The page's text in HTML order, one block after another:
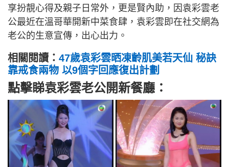
享扮靚心得及親子日常外，更是賢內助，因袁彩雲老
公最近在溫哥華開新中菜食肆，袁彩雲即在社交網為
老公的生意宣傳，出心出力。
相關閱讀： 47歲袁彩雲晒凍齡肌美若天仙 秘訣
靠戒食兩物 以9個字回應復出計劃
點擊睇袁彩雲老公開新餐廳：